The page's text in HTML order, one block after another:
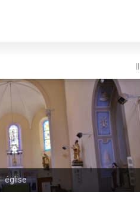
église